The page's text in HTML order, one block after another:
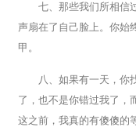
七、那些我们所相信
声扇在了自己脸上。你始
甲。
八、如果有一天，你
了，也不是你错过我了，
这之前，我真的有傻傻的